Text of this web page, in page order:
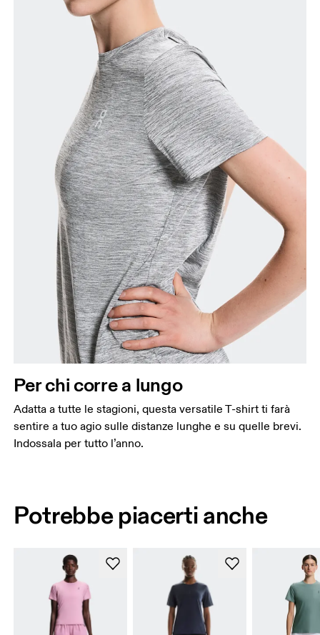
Per chi corre a lungo
Adatta a tutte le stagioni, questa versatile T-shirt ti farà
sentire a tuo agio sulle distanze lunghe e su quelle brevi.
Indossala per tutto l’anno.
Potrebbe piacerti anche